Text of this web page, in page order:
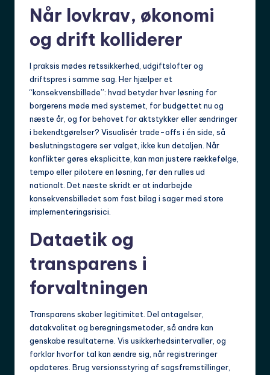
Når lovkrav, økonomi
og drift kolliderer
I praksis mødes retssikkerhed, udgiftslofter og
driftspres i samme sag. Her hjælper et
“konsekvensbillede”: hvad betyder hver løsning for
borgerens møde med systemet, for budgettet nu og
næste år, og for behovet for aktstykker eller ændringer
i bekendtgørelser? Visualisér trade-offs i én side, så
beslutningstagere ser valget, ikke kun detaljen. Når
konflikter gøres eksplicitte, kan man justere rækkefølge,
tempo eller pilotere en løsning, før den rulles ud
nationalt. Det næste skridt er at indarbejde
konsekvensbilledet som fast bilag i sager med store
implementeringsrisici.
Dataetik og
transparens i
forvaltningen
Transparens skaber legitimitet. Del antagelser,
datakvalitet og beregningsmetoder, så andre kan
genskabe resultaterne. Vis usikkerhedsintervaller, og
forklar hvorfor tal kan ændre sig, når registreringer
opdateres. Brug versionsstyring af sagsfremstillinger,